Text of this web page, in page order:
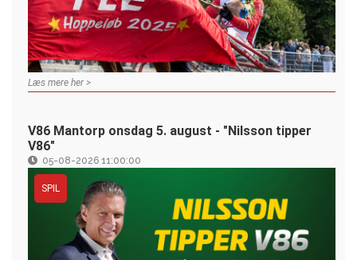
Læs mere her >
V86 Mantorp onsdag 5. august - "Nilsson tipper
V86"
05-08-2026 11:00:00
SPIL